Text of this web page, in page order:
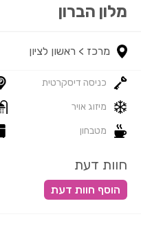
מלון הברון
מרכז > ראשון לציון
כניסה דיסקרטית
מיזוג אויר
מטבחון
חוות דעת